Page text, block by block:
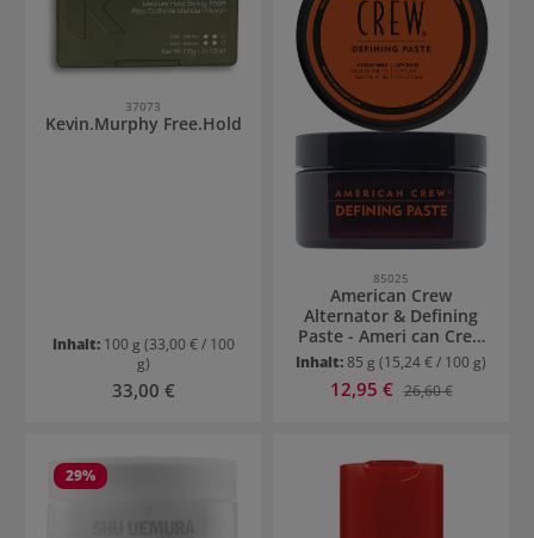
37073
Kevin.Murphy Free.Hold
Inhalt: 100 g (33,00 € / 100
g)
Regulärer Preis:
33,00 €
85025
American Crew
Alternator & Defining
Paste - Ameri can Crew
Defining Paste
Inhalt:85 g (15,24 € / 100 g)
Verkaufspreis:
12,95 € Regulärer Preis:
26,60 €
29%